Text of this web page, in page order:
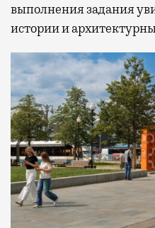
выполнения задания
истории и